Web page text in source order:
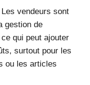
Les vendeurs sont
gestion de
ce qui peut ajouter
surtout pour les
ou les articles